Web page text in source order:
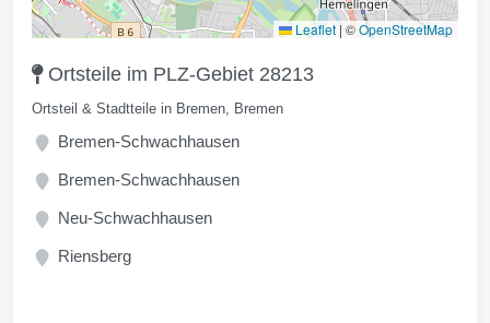
Leaflet | ©OpenStreetMap
Ortsteile im PLZ-Gebiet 28213
Ortsteil & Stadtteile in Bremen, Bremen
Bremen-Schwachhausen
Bremen-Schwachhausen
Neu-Schwachhausen
Riensberg